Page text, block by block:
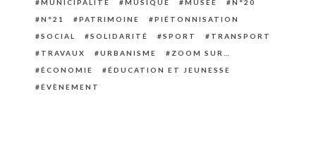
MUNICIPALITÉ
MUSIQUE MUSÉE
N°20
N°21
PATRIMOINE
PIÉTONNISATION
SOCIAL
SOLIDARITÉ SPORT
TRANSPORT
TRAVAUX
URBANISME
ZOOM SUR…
ÉCONOMIE
ÉDUCATION ET JEUNESSE
ÉVÈNEMENT